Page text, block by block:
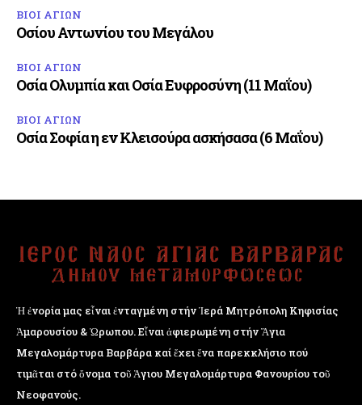
ΒΙΟΙ ΑΓΙΩΝ
Οσίου Αντωνίου του Μεγάλου
ΒΙΟΙ ΑΓΙΩΝ
Οσία Ολυμπία και Οσία Ευφροσύνη (11 Μαΐου)
ΒΙΟΙ ΑΓΙΩΝ
Οσία Σοφία η εν Κλεισούρα ασκήσασα (6 Μαΐου)
Ἡ ἐνορία μας εἶναι ἐνταγμένη στήν Ἱερά Μητρόπολη Κηφισίας
Ἁμαρουσίου & Ὠρωπου. Εἶναι ἀφιερωμένη στήν Ἅγια
Μεγαλομάρτυρα Βαρβάρα καί ἔχει ἕνα παρεκκλήσιο πού
τιμᾶται στό ὄνομα τοῦ Ἁγιου Μεγαλομάρτυρα Φανουρίου τοῦ
Νεοφανούς.